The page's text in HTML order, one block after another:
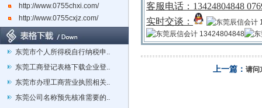
http://www.0755chxi.com/
http://www.0755cxjz.com/
东莞市个人所得税自行纳税申..
东莞工商登记表格下载企业登..
东莞市办理工商营业执照相关..
东莞公司名称预先核准需要的..
客服电话： 13424804848
实时交谈：
上一篇： 请问